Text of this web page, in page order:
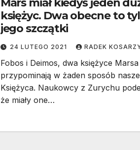
Mars miał kiedyś jeden
księżyc. Dwa obecne to
jego szczątki
24 LUTEGO 2021 RADEK
Fobos i Deimos, dwa księżyce Marsa
przypominają w żaden sposób
Księżyca. Naukowcy z Zurychu
że miały one…